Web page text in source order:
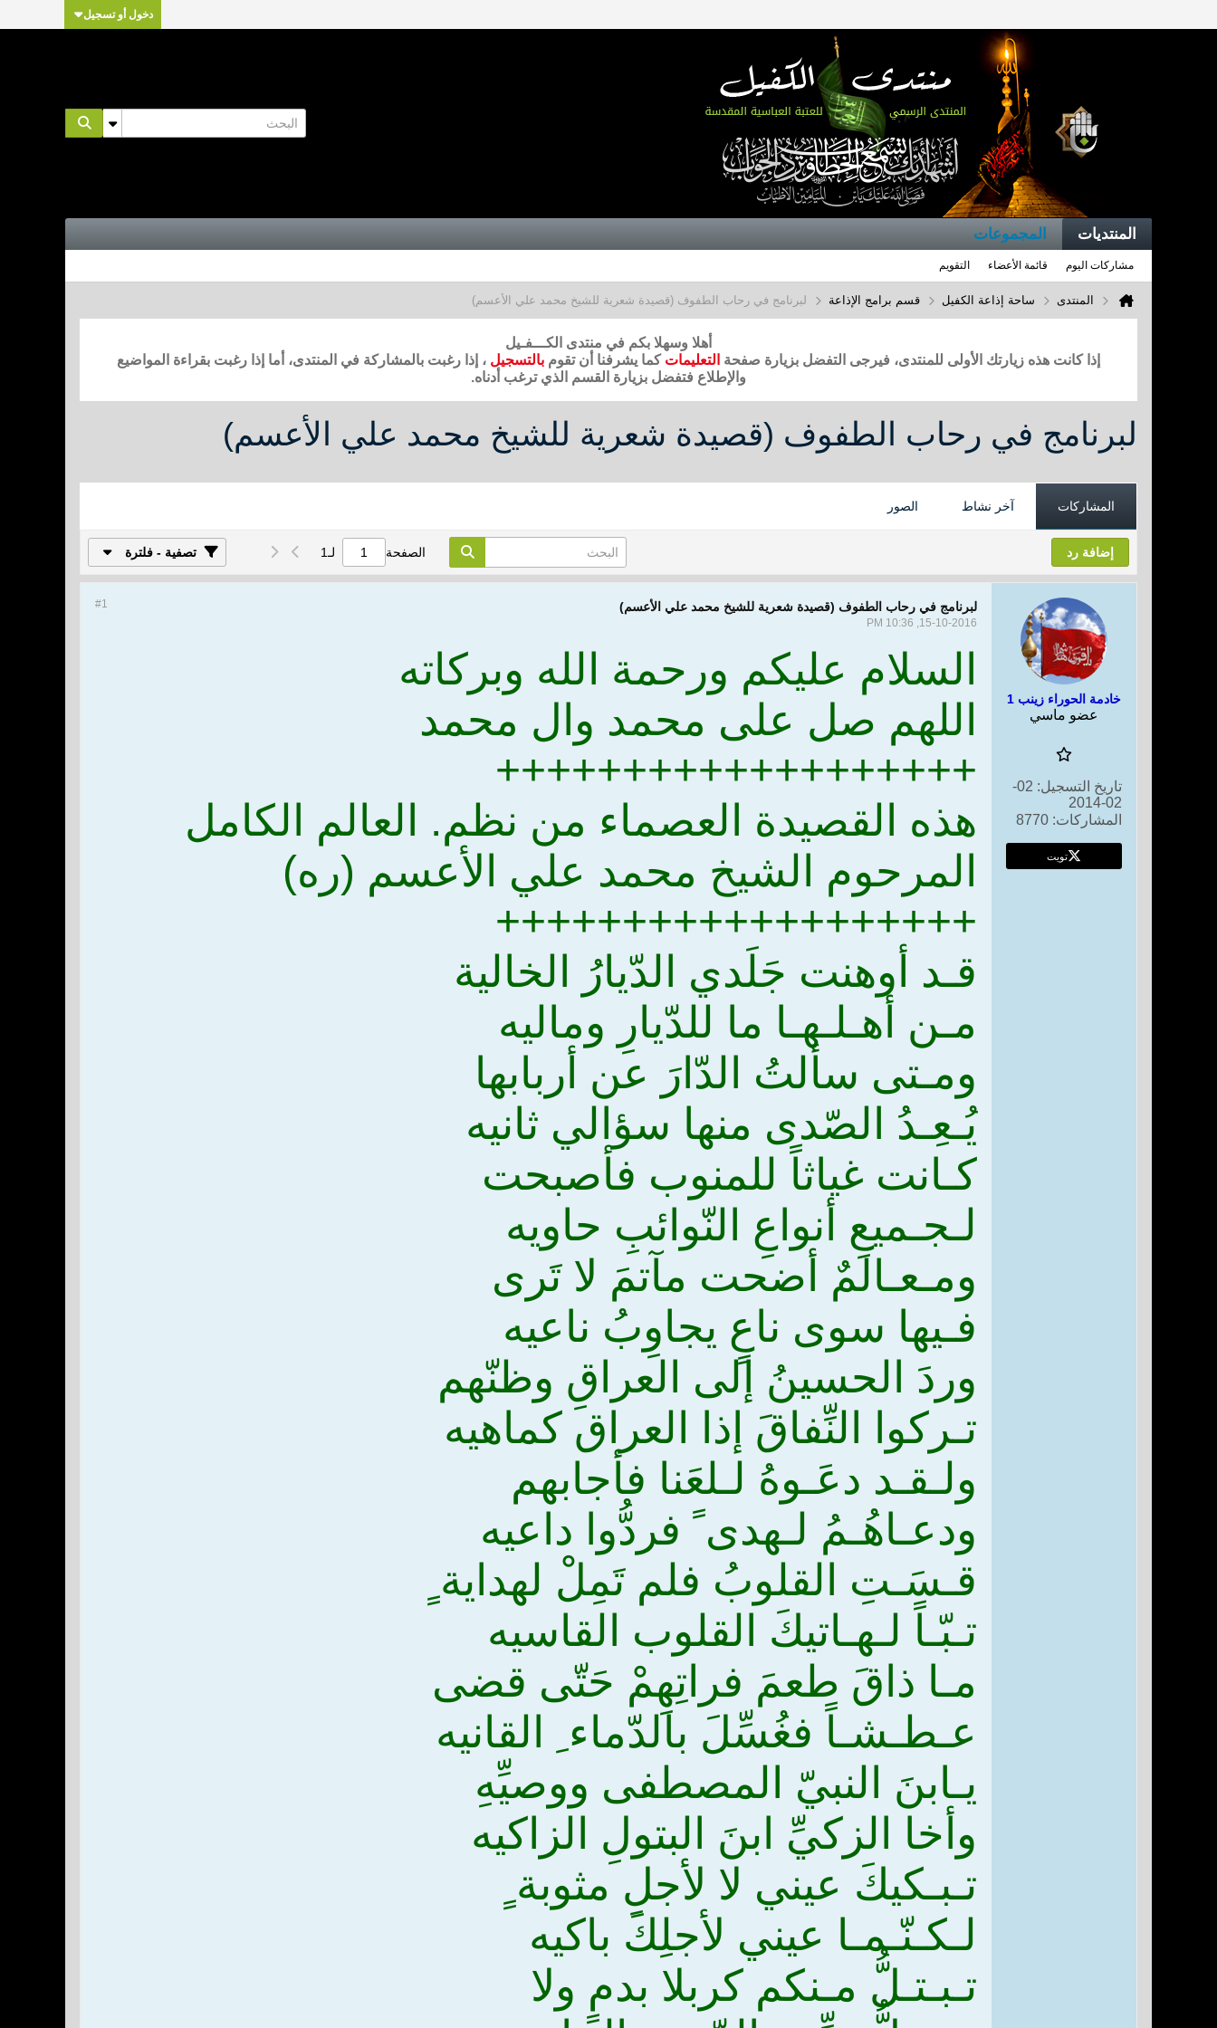
دخول أو تسجيل
المنتديات المجموعات
مشاركات اليوم قائمة الأعضاء التقويم
المنتدى ساحة إذاعة الكفيل قسم برامج الإذاعة لبرنامج في رحاب الطفوف (قصيدة شعرية للشيخ محمد علي الأعسم)
أهلا وسهلا بكم في منتدى الكـــفـيل
إذا كانت هذه زيارتك الأولى للمنتدى، فيرجى التفضل بزيارة صفحة التعليمات كما يشرفنا أن تقوم بالتسجيل ، إذا رغبت بالمشاركة في المنتدى، أما إذا رغبت بقراءة المواضيع
والإطلاع فتفضل بزيارة القسم الذي ترغب أدناه.
لبرنامج في رحاب الطفوف (قصيدة شعرية للشيخ محمد علي الأعسم)
المشاركات آخر نشاط الصور
إضافة رد الصفحة لـ1 تصفية - فلترة
خادمة الحوراء زينب 1
عضو ماسي
تاريخ التسجيل:
02-
02-2014
المشاركات: 8770
تويت
#1 لبرنامج في رحاب الطفوف (قصيدة شعرية للشيخ محمد علي الأعسم)
15-10-2016, 10:36 PM
السلام عليكم ورحمة الله وبركاته
اللهم صل على محمد وال محمد
+++++++++++++++++++
هذه القصيدة العصماء من نظم. العالم الكامل
المرحوم الشيخ محمد علي الأعسم (ره)
+++++++++++++++++++
قـد أوهنت جَلَدي الدّيارُ الخالية
مـن أهـلـهـا ما للدّيارِ وماليه
ومـتى سألتُ الدّارَ عن أربابها
يُـعِـدُ الصّدى منها سؤالي ثانيه
كـانت غياثاً للمنوب فأصبحت
لـجـميعِ أنواعِ النّوائبِ حاويه
ومـعـالمٌ أضحت مآتمَ لا تَرى
فـيها سوى ناعٍ يجاوِبُ ناعيه
وردَ الحسينُ إلى العراقِ وظنّهم
تـركوا النِّفاقَ إذا العراق كماهيه
ولـقـد دعَـوهُ لـلعَنا فأجابهم
ودعـاهُـمُ لـهدى ً فردُّوا داعيه
قـسَـتِ القلوبُ فلم تَمِلْ لهداية ٍ
تـبّـاً لـهـاتيكَ القلوب القاسيه
مـا ذاقَ طعمَ فراتِهِمْ حَتّى قضى
عـطـشـاً فغُسِّلَ بالدّماء ِ القانيه
يـابنَ النبيّ المصطفى ووصيِّهِ
وأخا الزكيِّ ابنَ البتولِ الزاكيه
تـبـكيكَ عيني لا لأجلِ مثوبة ٍ
لـكـنّـمـا عيني لأجلِكَ باكيه
تـبـتـلُّ مـنكم كربلا بدمٍ ولا